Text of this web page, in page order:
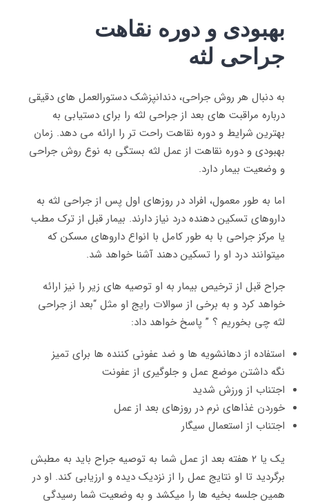
بهبودی و دوره نقاهت
جراحی لثه
به دنبال هر روش جراحی، دندانپزشک دستورالعمل های دقیقی
درباره مراقبت های بعد از جراحی لثه را برای دستیابی به
بهترین شرایط و دوره نقاهت راحت تر را ارائه می دهد. زمان
بهبودی و دوره نقاهت از عمل لثه بستگی به نوع روش جراحی
و وضعیت بیمار دارد.
اما به طور معمول، افراد در روزهای اول پس از جراحی لثه به
داروهای تسکین دهنده درد نیاز دارند. بیمار قبل از ترک مطب
یا مرکز جراحی با به طور کامل با انواع داروهای مسکن که
میتوانند درد او را تسکین دهند آشنا خواهد شد.
جراح قبل از ترخیص بیمار به او توصیه های زیر را نیز ارائه
خواهد کرد و به برخی از سوالات رایج او مثل “بعد از جراحی
لثه چی بخوریم ؟ ” پاسخ خواهد داد:
استفاده از دهانشویه ها و ضد عفونی کننده ها برای تمیز
نگه داشتن موضع عمل و جلوگیری از عفونت
اجتناب از ورزش شدید
خوردن غذاهای نرم در روزهای بعد از عمل
اجتناب از استعمال سیگار
یک یا 2 هفته بعد از عمل شما به توصیه جراح باید به مطبش
برگردید تا او نتایج عمل را از نزدیک دیده و ارزیابی کند. او در
همین جلسه بخیه ها را میکشد و به وضعیت شما رسیدگی